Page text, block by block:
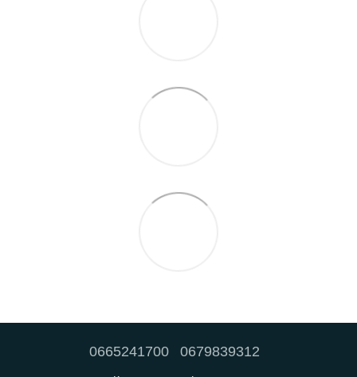
0665241700 0679839312